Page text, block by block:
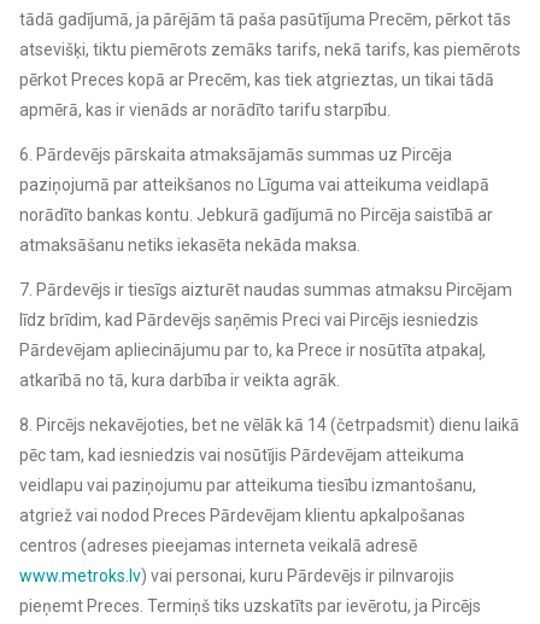
tādā gadījumā, ja pārējām tā paša pasūtījuma Precēm, pērkot tās
atsevišķi, tiktu piemērots zemāks tarifs, nekā tarifs, kas piemērots
pērkot Preces kopā ar Precēm, kas tiek atgrieztas, un tikai tādā
apmērā, kas ir vienāds ar norādīto tarifu starpību.
6. Pārdevējs pārskaita atmaksājamās summas uz Pircēja
paziņojumā par atteikšanos no Līguma vai atteikuma veidlapā
norādīto bankas kontu. Jebkurā gadījumā no Pircēja saistībā ar
atmaksāšanu netiks iekasēta nekāda maksa.
7. Pārdevējs ir tiesīgs aizturēt naudas summas atmaksu Pircējam
līdz brīdim, kad Pārdevējs saņēmis Preci vai Pircējs iesniedzis
Pārdevējam apliecinājumu par to, ka Prece ir nosūtīta atpakaļ,
atkarībā no tā, kura darbība ir veikta agrāk.
8. Pircējs nekavējoties, bet ne vēlāk kā 14 (četrpadsmit) dienu laikā
pēc tam, kad iesniedzis vai nosūtījis Pārdevējam atteikuma
veidlapu vai paziņojumu par atteikuma tiesību izmantošanu,
atgriež vai nodod Preces Pārdevējam klientu apkalpošanas
centros (adreses pieejamas interneta veikalā adresē
www.metroks.lv) vai personai, kuru Pārdevējs ir pilnvarojis
pieņemt Preces. Termiņš tiks uzskatīts par ievērotu, ja Pircējs